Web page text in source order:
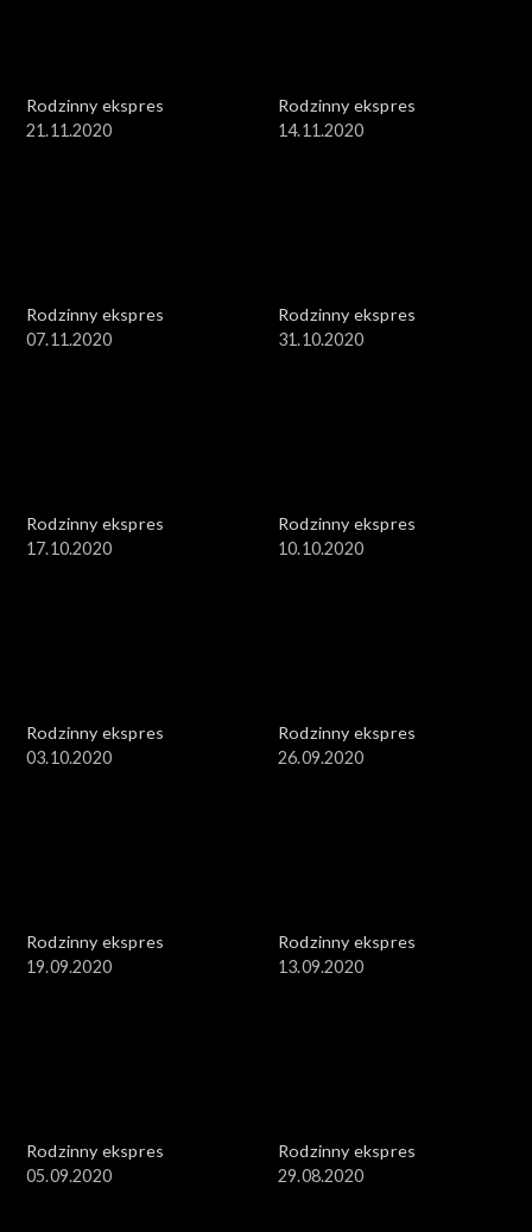
Rodzinny ekspres
21.11.2020
Rodzinny ekspres
14.11.2020
Rodzinny ekspres
07.11.2020
Rodzinny ekspres
31.10.2020
Rodzinny ekspres
17.10.2020
Rodzinny ekspres
10.10.2020
Rodzinny ekspres
03.10.2020
Rodzinny ekspres
26.09.2020
Rodzinny ekspres
19.09.2020
Rodzinny ekspres
13.09.2020
Rodzinny ekspres
05.09.2020
Rodzinny ekspres
29.08.2020